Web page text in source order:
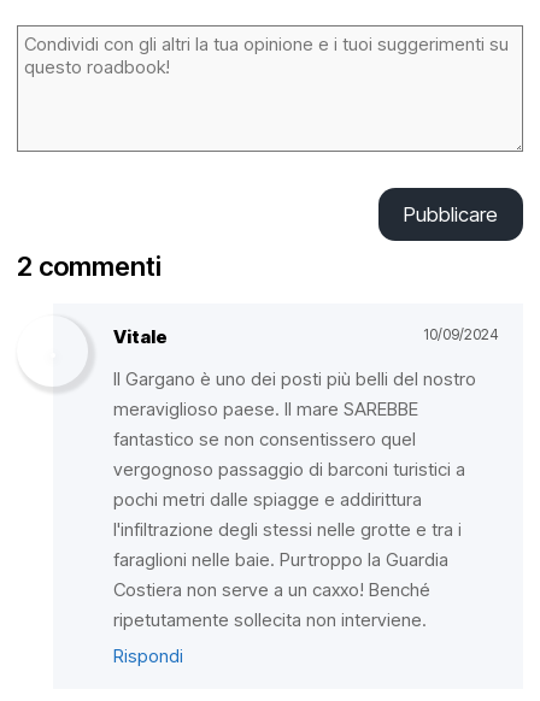
Pubblicare
2 commenti
Vitale 10/09/2024
Il Gargano è uno dei posti più belli del nostro
meraviglioso paese. Il mare SAREBBE
fantastico se non consentissero quel
vergognoso passaggio di barconi turistici a
pochi metri dalle spiagge e addirittura
l'infiltrazione degli stessi nelle grotte e tra i
faraglioni nelle baie. Purtroppo la Guardia
Costiera non serve a un caxxo! Benché
ripetutamente sollecita non interviene.
Rispondi